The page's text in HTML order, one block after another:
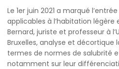
Le 1er juin 2021 a marqué
applicables à l’habitation légère
Bernard, juriste et professeur à
Bruxelles, analyse et décortique
termes de normes de salubrité
notamment sur leur